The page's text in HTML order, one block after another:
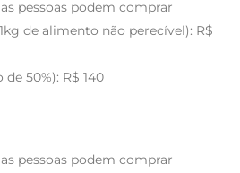
pessoas podem comprar
de alimento não perecível): R$
50%): R$ 140
pessoas podem comprar